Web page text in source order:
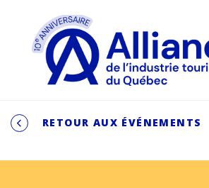
RETOUR AUX ÉVÉNEMENTS